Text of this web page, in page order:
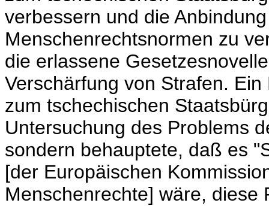
verbessern und die
Menschenrechtsnormen zu
die erlassene
Verschärfung von Strafen.
zum tschechischen
Untersuchung des Problems
sondern behauptete, daß es
[der Europäischen
Menschenrechte] wäre, diese